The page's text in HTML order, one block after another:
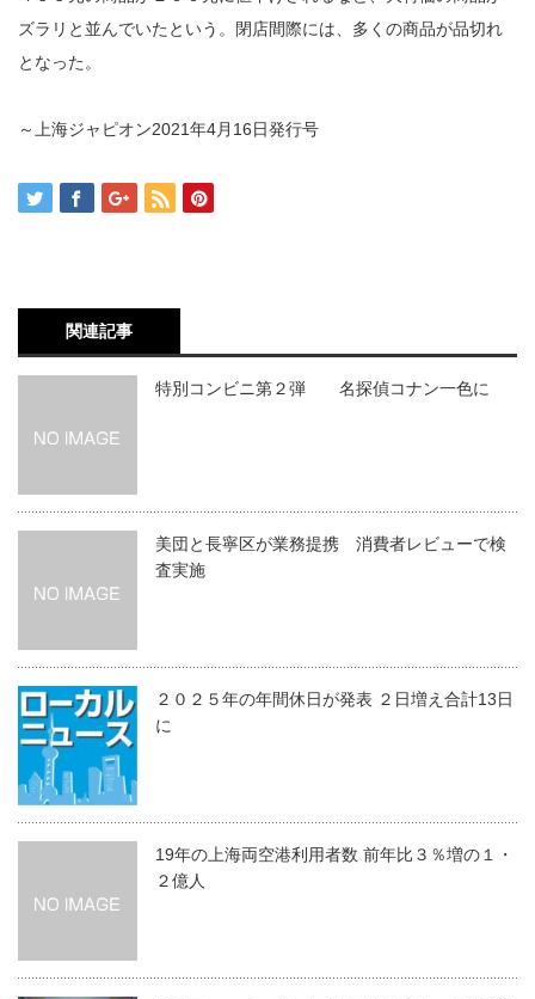
ズラリと並んでいたという。閉店間際には、多くの商品が品切れ
となった。
～上海ジャピオン2021年4月16日発行号
関連記事
特別コンビニ第２弾 名探偵コナン一色に
美団と長寧区が業務提携 消費者レビューで検
査実施
２０２５年の年間休日が発表 ２日増え合計13日
に
19年の上海両空港利用者数 前年比３％増の１・
２億人